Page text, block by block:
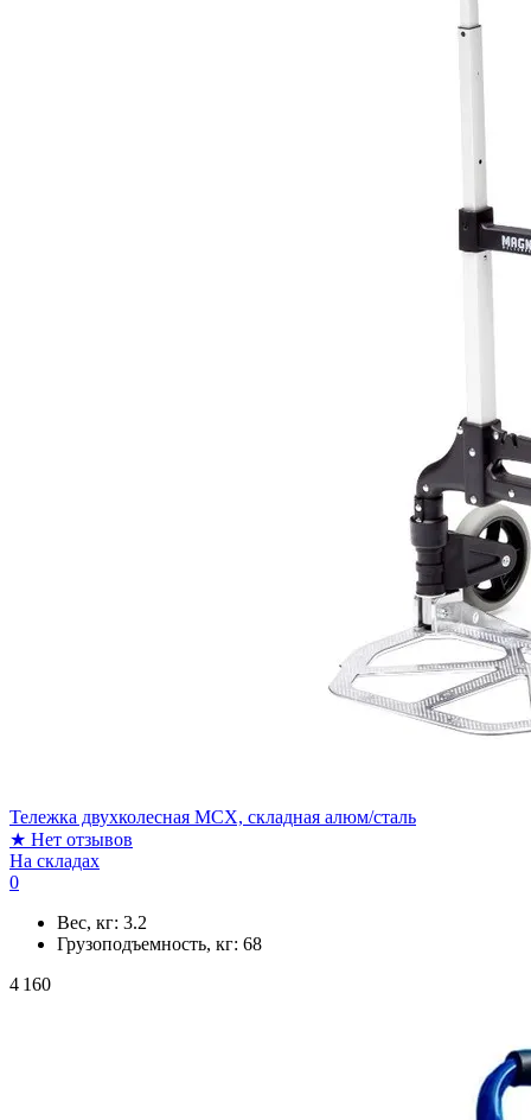
Тележка двухколесная MCX, складная алюм/сталь
★ Нет отзывов
На складах
0
Вес, кг: 3.2
Грузоподъемность, кг: 68
4 160